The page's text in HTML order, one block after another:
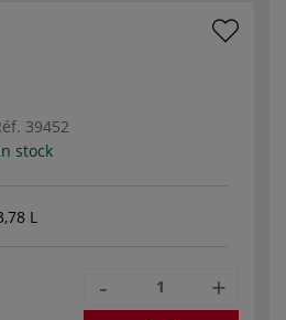
39452
stock
L
- +